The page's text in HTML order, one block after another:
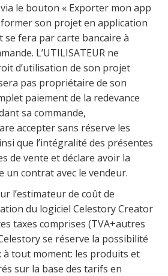
le bouton « Exporter mon app
son projet en application
se fera par carte bancaire à
L’UTILISATEUR ne
d’utilisation de son projet
pas propriétaire de son
paiement de la redevance
sa commande,
accepter sans réserve les
que l’intégralité des présentes
de vente et déclare avoir la
un contrat avec le vendeur.
l’estimateur de coût de
du logiciel Celestory Creator
taxes comprises (TVA+autres
se réserve la possibilité
à tout moment: les produits et
sur la base des tarifs en